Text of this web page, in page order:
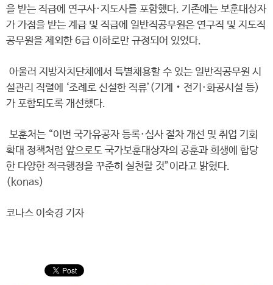
을 받는 직급에 연구사·지도사를 포함했다. 기존에는 보훈대상자
가 가점을 받는 계급 및 직급에 일반직공무원은 연구직 및 지도직
공무원을 제외한 6급 이하로만 규정되어 있었다.
아울러 지방자치단체에서 특별채용할 수 있는 일반직공무원 시
설관리 직렬에 ‘조례로 신설한 직류’(기계‧전기·화공시설 등)
가 포함되도록 개선했다.
보훈처는 “이번 국가유공자 등록·심사 절차 개선 및 취업 기회
확대 정책처럼 앞으로도 국가보훈대상자의 공훈과 희생에 합당
한 다양한 적극행정을 꾸준히 실천할 것”이라고 밝혔다.
(konas)
코나스 이숙경 기자